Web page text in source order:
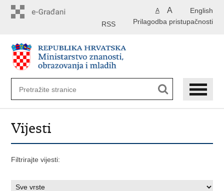
English
A A
Prilagodba pristupačnosti
RSS
Vijesti
Filtrirajte vijesti: